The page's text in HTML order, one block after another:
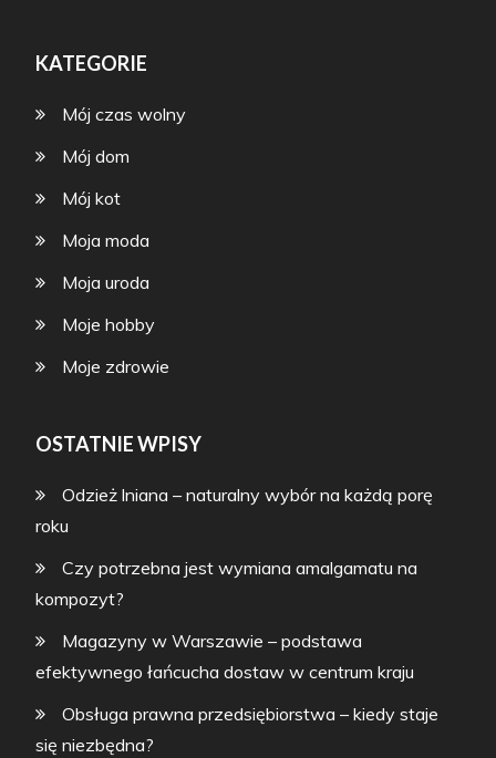
KATEGORIE
Mój czas wolny
Mój dom
Mój kot
Moja moda
Moja uroda
Moje hobby
Moje zdrowie
OSTATNIE WPISY
Odzież lniana – naturalny wybór na każdą porę
roku
Czy potrzebna jest wymiana amalgamatu na
kompozyt?
Magazyny w Warszawie – podstawa
efektywnego łańcucha dostaw w centrum kraju
Obsługa prawna przedsiębiorstwa – kiedy staje
się niezbędna?